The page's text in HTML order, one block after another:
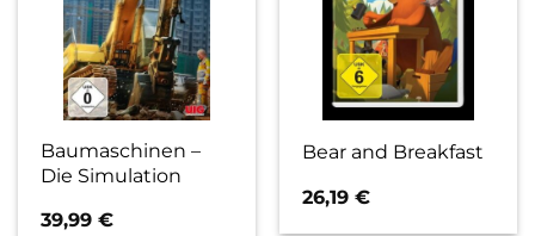
Baumaschinen –
Die Simulation
39,99€
Bear and Breakfast
26,19€